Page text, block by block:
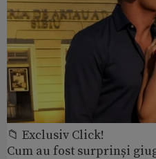
📁 Exclusiv Click!
Cum au fost surprinși